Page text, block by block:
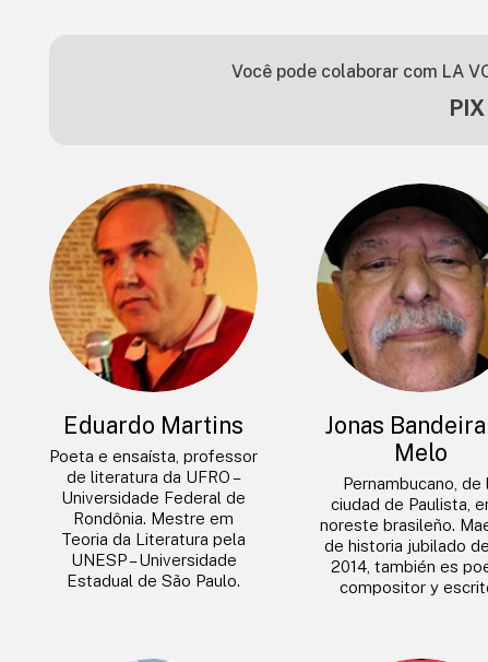
Você pode colaborar com LA
Eduardo Martins
Poeta e ensaísta, professor
de literatura da UFRO –
Universidade Federal de
Rondônia. Mestre em
Teoria da Literatura pela
UNESP – Universidade
Estadual de São Paulo.
Jonas
Melo
Pernambucano, de
ciudad de Paulista,
noreste brasileño.
de historia jubilado
2014, también es
compositor y